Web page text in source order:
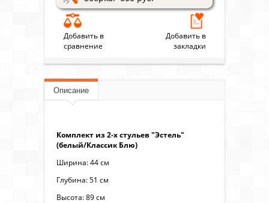
Добавить в
сравнение
Добавить в
закладки
Описание
Комплект из 2-х стульев "Эстель"
(белый/Классик Блю)
Ширина: 44 см
Глубина: 51 см
Высота: 89 см